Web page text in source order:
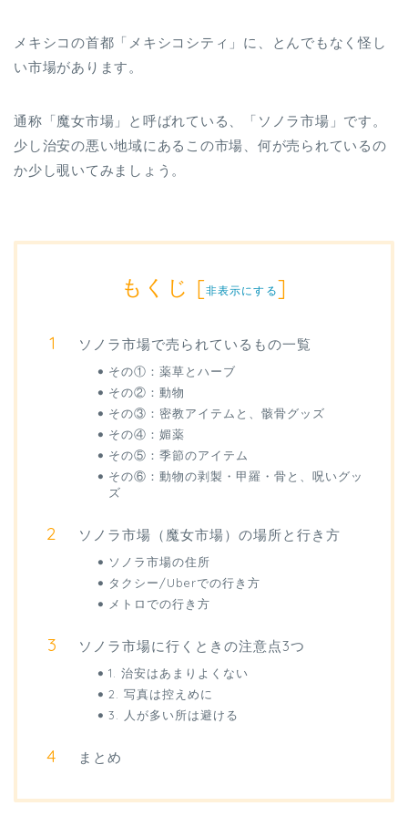
メキシコの首都「メキシコシティ」に、とんでもなく怪し
い市場があります。
通称「魔女市場」と呼ばれている、「ソノラ市場」です。
少し治安の悪い地域にあるこの市場、何が売られているの
か少し覗いてみましょう。
もくじ [非表示にする]
ソノラ市場で売られているもの一覧
その①：薬草とハーブ
その②：動物
その③：密教アイテムと、骸骨グッズ
その④：媚薬
その⑤：季節のアイテム
その⑥：動物の剥製・甲羅・骨と、呪いグッ
ズ
ソノラ市場（魔女市場）の場所と行き方
ソノラ市場の住所
タクシー/Uberでの行き方
メトロでの行き方
ソノラ市場に行くときの注意点3つ
1. 治安はあまりよくない
2. 写真は控えめに
3. 人が多い所は避ける
まとめ